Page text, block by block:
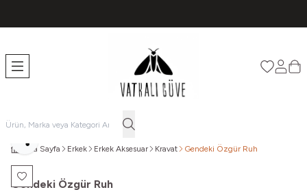
Favorilerim
Ana Sayfa Erkek Erkek Aksesuar Kravat Gendeki Özgür Ruh
Favoriye Ekle
Paylaş
Gendeki Özgür Ruh